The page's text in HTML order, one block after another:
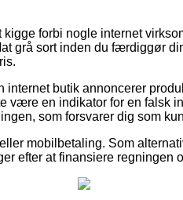
forbi nogle internet
grå sort inden du færdiggør
butik annoncerer
være en indikator for en falsk
som forsvarer dig som
mobilbetaling. Som
efter at finansiere regningen